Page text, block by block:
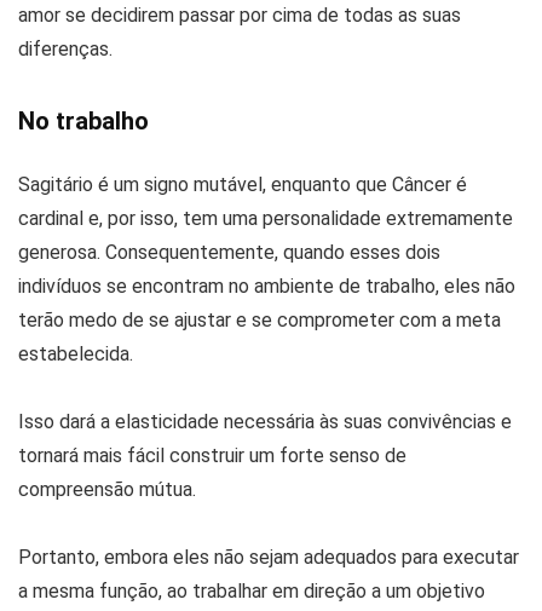
amor se decidirem passar por cima de todas as suas
diferenças.
No trabalho
Sagitário é um signo mutável, enquanto que Câncer é
cardinal e, por isso, tem uma personalidade extremamente
generosa. Consequentemente, quando esses dois
indivíduos se encontram no ambiente de trabalho, eles não
terão medo de se ajustar e se comprometer com a meta
estabelecida.
Isso dará a elasticidade necessária às suas convivências e
tornará mais fácil construir um forte senso de
compreensão mútua.
Portanto, embora eles não sejam adequados para executar
a mesma função, ao trabalhar em direção a um objetivo